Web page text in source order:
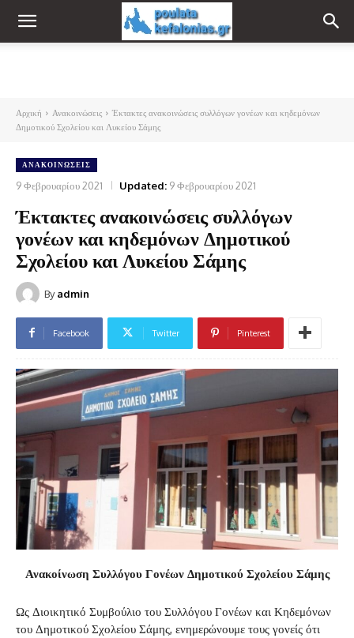
Αρχική Ανακοινώσεις
Έκτακτες ανακοινώσεις συλλόγων γονέων και κηδεμόνων
Δημοτικού Σχολείου και Λυκείου Σάμης
ΑΝΑΚΟΙΝΏΣΕΙΣ
9 Φεβρουαρίου 2021 Updated: 9 Φεβρουαρίου 2021
Έκτακτες ανακοινώσεις συλλόγων
γονέων και κηδεμόνων Δημοτικού
Σχολείου και Λυκείου Σάμης
By admin
Facebook Twitter Pinterest
Ανακοίνωση Συλλόγου Γονέων Δημοτικού Σχολείου Σάμης
Ως Διοικητικό Συμβούλιο του Συλλόγου Γονέων και Κηδεμόνων
του Δημοτικού Σχολείου Σάμης, ενημερώνουμε τους γονείς ότι